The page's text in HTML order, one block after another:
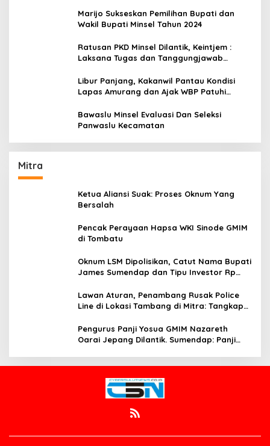
Marijo Sukseskan Pemilihan Bupati dan
Wakil Bupati Minsel Tahun 2024
Ratusan PKD Minsel Dilantik, Keintjem :
Laksana Tugas dan Tanggungjawab
Libur Panjang, Kakanwil Pantau Kondisi
Lapas Amurang dan Ajak WBP Patuhi
Bawaslu Minsel Evaluasi Dan Seleksi
Panwaslu Kecamatan
Mitra
Ketua Aliansi Suak: Proses Oknum Yang
Bersalah
Pencak Perayaan Hapsa WKI Sinode GMIM
di Tombatu
Oknum LSM Dipolisikan, Catut Nama Bupati
James Sumendap dan Tipu Investor Rp
Lawan Aturan, Penambang Rusak Police
Line di Lokasi Tambang di Mitra: Tangkap
Pengurus Panji Yosua GMIM Nazareth
Oarai Jepang Dilantik. Sumendap: Panji